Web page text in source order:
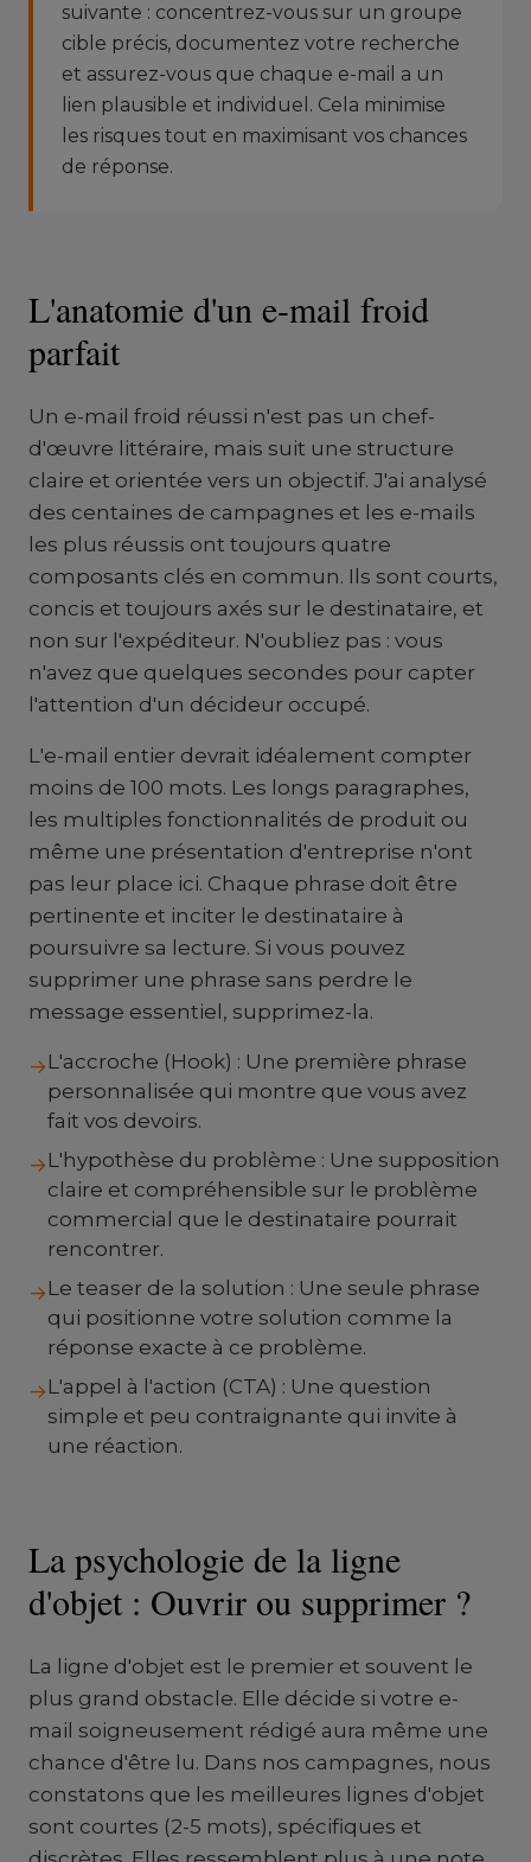
suivante : concentrez-vous sur un groupe
cible précis, documentez votre recherche
et assurez-vous que chaque e-mail a un
lien plausible et individuel. Cela minimise
les risques tout en maximisant vos chances
de réponse.
L'anatomie d'un e-mail froid
parfait
Un e-mail froid réussi n'est pas un chef-
d'œuvre littéraire, mais suit une structure
claire et orientée vers un objectif. J'ai analysé
des centaines de campagnes et les e-mails
les plus réussis ont toujours quatre
composants clés en commun. Ils sont courts,
concis et toujours axés sur le destinataire, et
non sur l'expéditeur. N'oubliez pas : vous
n'avez que quelques secondes pour capter
l'attention d'un décideur occupé.
L'e-mail entier devrait idéalement compter
moins de 100 mots. Les longs paragraphes,
les multiples fonctionnalités de produit ou
même une présentation d'entreprise n'ont
pas leur place ici. Chaque phrase doit être
pertinente et inciter le destinataire à
poursuivre sa lecture. Si vous pouvez
supprimer une phrase sans perdre le
message essentiel, supprimez-la.
→L'accroche (Hook) : Une première phrase
personnalisée qui montre que vous avez
fait vos devoirs.
→L'hypothèse du problème : Une supposition
claire et compréhensible sur le problème
commercial que le destinataire pourrait
rencontrer.
→Le teaser de la solution : Une seule phrase
qui positionne votre solution comme la
réponse exacte à ce problème.
→L'appel à l'action (CTA) : Une question
simple et peu contraignante qui invite à
une réaction.
La psychologie de la ligne
d'objet : Ouvrir ou supprimer ?
La ligne d'objet est le premier et souvent le
plus grand obstacle. Elle décide si votre e-
mail soigneusement rédigé aura même une
chance d'être lu. Dans nos campagnes, nous
constatons que les meilleures lignes d'objet
sont courtes (2-5 mots), spécifiques et